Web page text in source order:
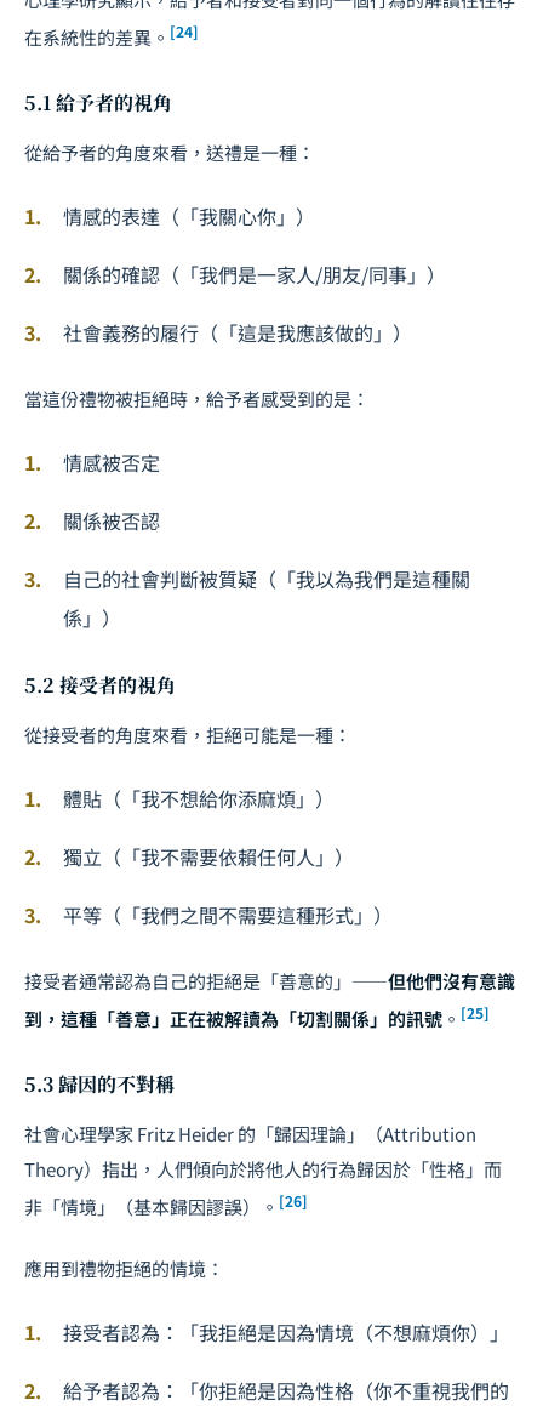
在系統性的差異。 [24]
5.1 給予者的視角
從給予者的角度來看，送禮是一種：
情感的表達（「我關心你」）
關係的確認（「我們是一家人/朋友/同事」）
社會義務的履行（「這是我應該做的」）
當這份禮物被拒絕時，給予者感受到的是：
情感被否定
關係被否認
自己的社會判斷被質疑（「我以為我們是這種關
係」）
5.2 接受者的視角
從接受者的角度來看，拒絕可能是一種：
體貼（「我不想給你添麻煩」）
獨立（「我不需要依賴任何人」）
平等（「我們之間不需要這種形式」）
接受者通常認為自己的拒絕是「善意的」——但他們沒有意識
到，這種「善意」正在被解讀為「切割關係」的訊號 。 [25]
5.3 歸因的不對稱
社會心理學家 Fritz Heider 的「歸因理論」（Attribution
Theory）指出，人們傾向於將他人的行為歸因於「性格」而
非「情境」（基本歸因謬誤）。 [26]
應用到禮物拒絕的情境：
接受者認為：「我拒絕是因為情境（不想麻煩你）」
給予者認為：「你拒絕是因為性格（你不重視我們的